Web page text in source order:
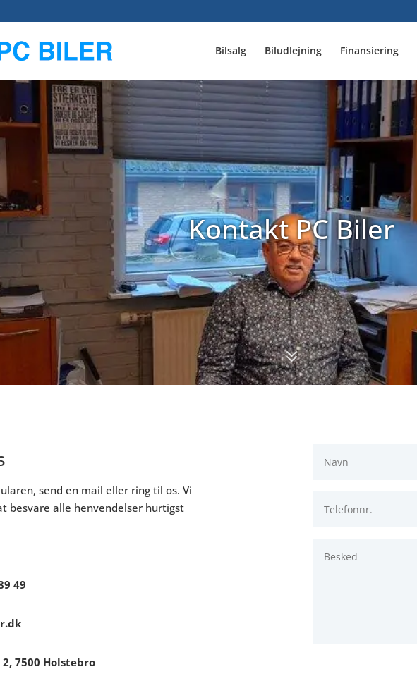
Bilsalg Biludlejning Finansiering
Kontakt PC Biler
7
send en mail eller ring til os. Vi
besvare alle henvendelser hurtigst
49
7500 Holstebro